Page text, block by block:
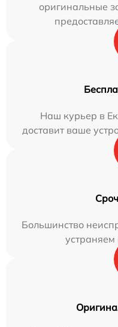
оригинальные
Наш курьер в
доставит ваше
Большинство
устраняем